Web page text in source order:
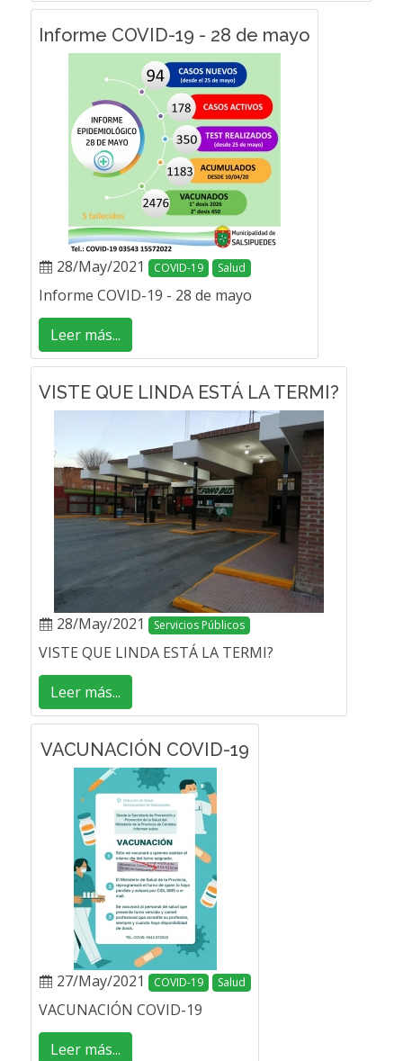
Informe COVID-19 - 28 de mayo
28/May/2021 COVID-19 Salud
Informe COVID-19 - 28 de mayo
Leer más...
VISTE QUE LINDA ESTÁ LA TERMI?
28/May/2021 Servicios Públicos
VISTE QUE LINDA ESTÁ LA TERMI?
Leer más...
VACUNACIÓN COVID-19
27/May/2021 COVID-19 Salud
VACUNACIÓN COVID-19
Leer más...